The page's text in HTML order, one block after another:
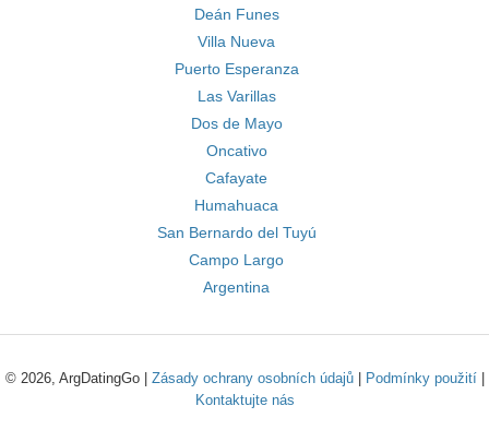
Deán Funes
Villa Nueva
Puerto Esperanza
Las Varillas
Dos de Mayo
Oncativo
Cafayate
Humahuaca
San Bernardo del Tuyú
Campo Largo
Argentina
© 2026, ArgDatingGo | Zásady ochrany osobních údajů| Podmínky použití|
Kontaktujte nás